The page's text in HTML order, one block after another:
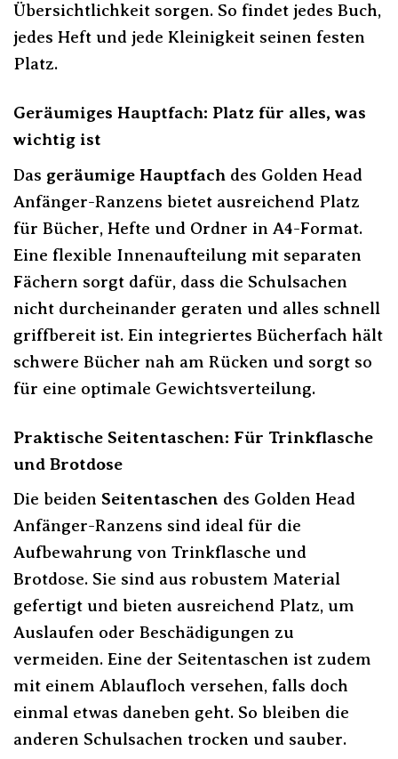
Übersichtlichkeit sorgen. So findet jedes Buch,
jedes Heft und jede Kleinigkeit seinen festen
Platz.
Geräumiges Hauptfach: Platz für alles, was
wichtig ist
Das geräumige Hauptfach des Golden Head
Anfänger-Ranzens bietet ausreichend Platz
für Bücher, Hefte und Ordner in A4-Format.
Eine flexible Innenaufteilung mit separaten
Fächern sorgt dafür, dass die Schulsachen
nicht durcheinander geraten und alles schnell
griffbereit ist. Ein integriertes Bücherfach hält
schwere Bücher nah am Rücken und sorgt so
für eine optimale Gewichtsverteilung.
Praktische Seitentaschen: Für Trinkflasche
und Brotdose
Die beiden Seitentaschen des Golden Head
Anfänger-Ranzens sind ideal für die
Aufbewahrung von Trinkflasche und
Brotdose. Sie sind aus robustem Material
gefertigt und bieten ausreichend Platz, um
Auslaufen oder Beschädigungen zu
vermeiden. Eine der Seitentaschen ist zudem
mit einem Ablaufloch versehen, falls doch
einmal etwas daneben geht. So bleiben die
anderen Schulsachen trocken und sauber.